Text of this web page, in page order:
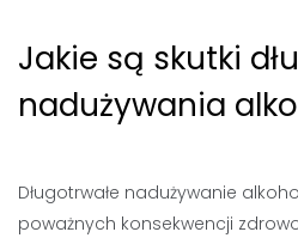
Jakie są skutki
nadużywania
Długotrwałe nadużywanie
poważnych konsekwencji